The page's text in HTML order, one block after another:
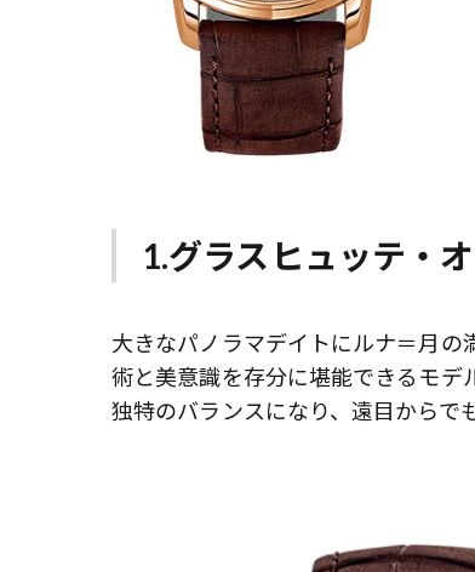
1.グラスヒュッテ・
大きなパノラマデイトにルナ＝月の
術と美意識を存分に堪能できるモデ
独特のバランスになり、遠目からで